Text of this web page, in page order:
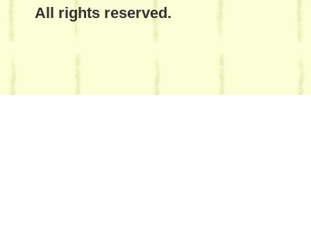
All rights reserved.